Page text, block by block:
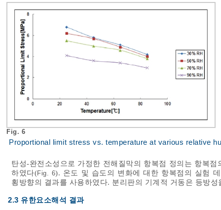
Fig. 6
Proportional limit stress vs. temperature at various relative
탄성-완전소성으로 가정한 전해질막의 항복점 정의는 항복
하였다(Fig. 6). 온도 및 습도의 변화에 대한 항복점의 실험
횡방향의 결과를 사용하였다. 분리판의 기계적 거동은 등방성
2.3 유한요소해석 결과